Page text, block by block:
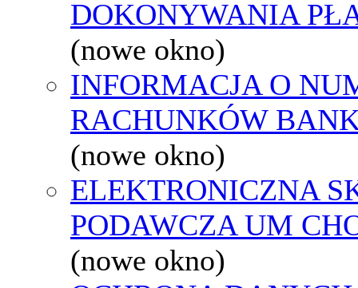
DOKONYWANIA
(nowe okno)
INFORMACJA O
RACHUNKÓW
(nowe okno)
ELEKTRONICZNA
PODAWCZA UM
(nowe okno)